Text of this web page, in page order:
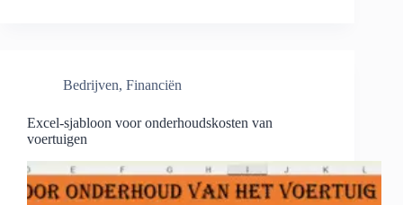
Bedrijven, Financiën
Excel-sjabloon voor onderhoudskosten van
voertuigen